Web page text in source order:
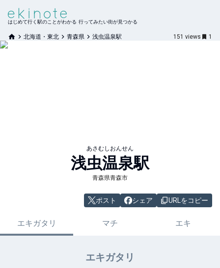
はじめて行く駅のことがわかる 行ってみたい街が見つかる
北海道・東北 青森県 浅虫温泉駅 151 views 1
あさむしおんせん
浅虫温泉駅
青森県青森市
ポスト シェア URLをコピー
エキガタリ マチ エキ
エキガタリ